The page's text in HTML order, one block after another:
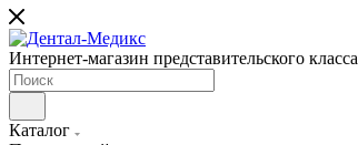
Интернет-магазин представительского класса
Каталог